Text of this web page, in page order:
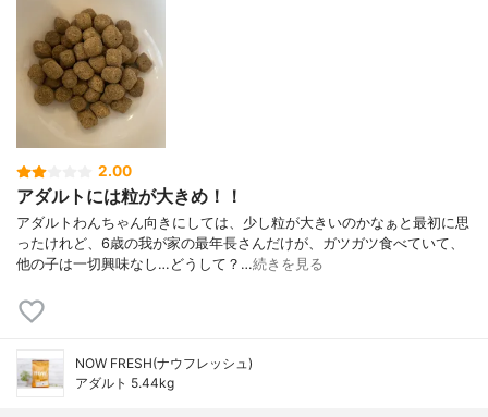
2.00
アダルトには粒が大きめ！！
アダルトわんちゃん向きにしては、少し粒が大きいのかなぁと最初に思
ったけれど、6歳の我が家の最年長さんだけが、ガツガツ食べていて、
他の子は一切興味なし…どうして？…続きを見る
NOW FRESH(ナウフレッシュ)
アダルト 5.44kg